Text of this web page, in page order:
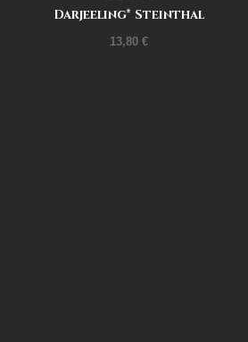
Darjeeling* Steinthal
13,80€